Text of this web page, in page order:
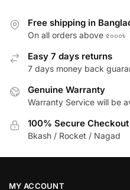
Free shipping in
On all orders above ৫০০০৳
Easy 7 days returns
7 days money back
Genuine Warranty
Warranty Service will be
100% Secure Checkout
Bkash / Rocket / Nagad
MY ACCOUNT